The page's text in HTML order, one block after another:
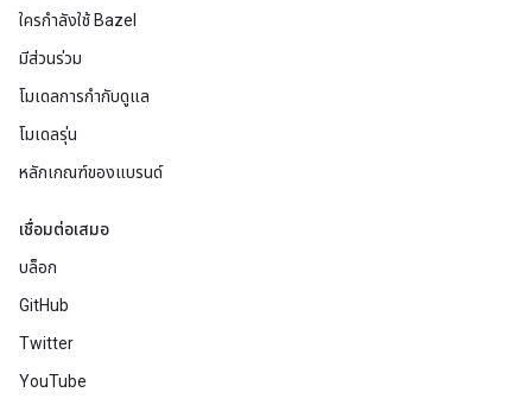
ใครกำลังใช้ Bazel
มีส่วนร่วม
โมเดลการกำกับดูแล
โมเดลรุ่น
หลักเกณฑ์ของแบรนด์
เชื่อมต่อเสมอ
บล็อก
GitHub
Twitter
YouTube